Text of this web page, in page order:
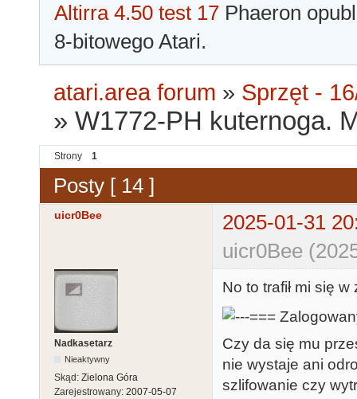
Altirra 4.50 test 17 Phaeron
8-bitowego Atari.
atari.area forum » Sprzęt -
»W1772-PH kuternoga.
Strony 1
Posty [ 14 ]
uicr0Bee
2025-01-31
uicr0Bee
Nadkasetarz
Nieaktywny
Skąd: Zielona Góra
Zarejestrowany: 2007-05-07
No to trafił mi się
Czy da się mu
nie wystaje ani
szlifowanie czy